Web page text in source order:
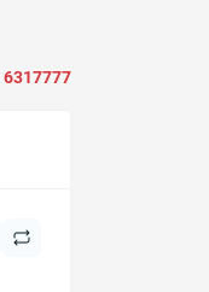
6317777